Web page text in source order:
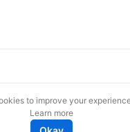
to improve your
Learn more